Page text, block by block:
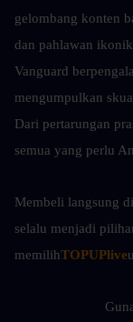
gelombang konten
dan pahlawan
Vanguard
mengumpulkan
Dari pertarungan
semua yang perlu
Membeli langsung
selalu menjadi
memilihTOPUPlive